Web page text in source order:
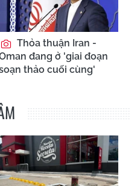
Thỏa thuận Iran -
đang ở 'giai đoạn
thảo cuối cùng'